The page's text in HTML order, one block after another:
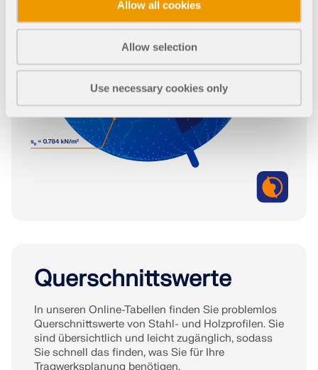
Allow all cookies
Allow selection
Use necessary cookies only
Querschnittswerte
In unseren Online-Tabellen finden Sie problemlos
Querschnittswerte von Stahl- und Holzprofilen. Sie
sind übersichtlich und leicht zugänglich, sodass
Sie schnell das finden, was Sie für Ihre
Tragwerksplanung benötigen.